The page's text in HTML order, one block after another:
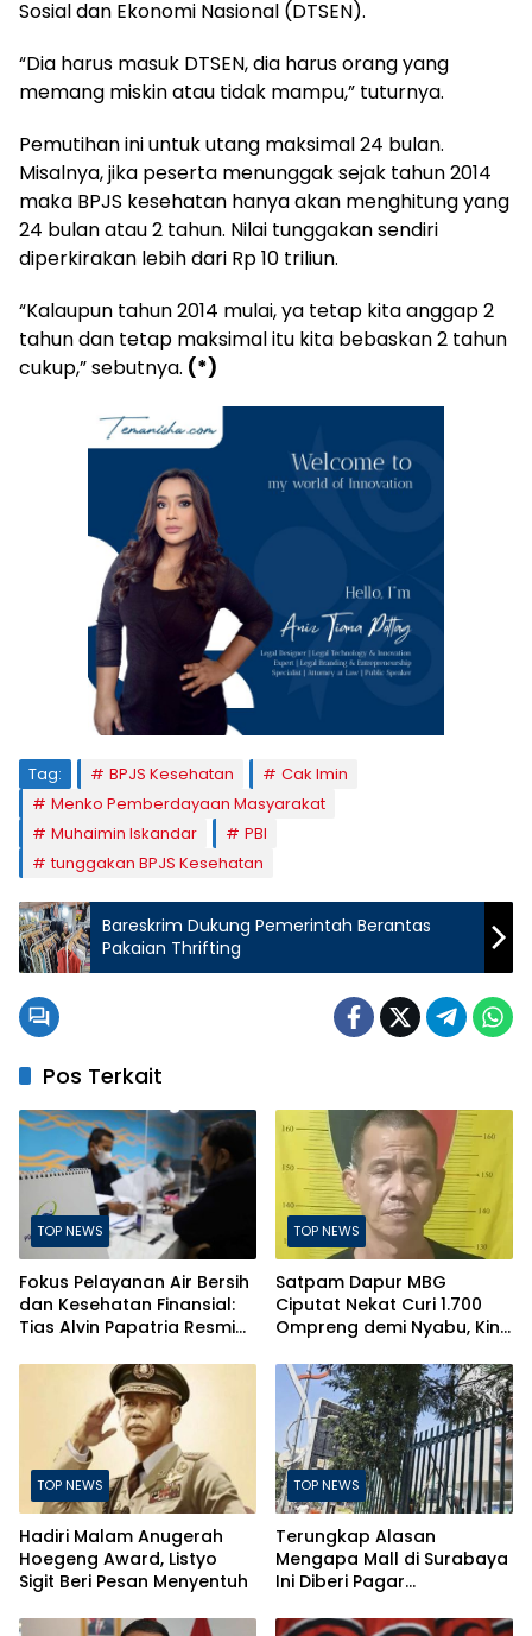
Sosial dan Ekonomi Nasional (DTSEN).
“Dia harus masuk DTSEN, dia harus orang yang
memang miskin atau tidak mampu,” tuturnya.
Pemutihan ini untuk utang maksimal 24 bulan.
Misalnya, jika peserta menunggak sejak tahun 2014
maka BPJS kesehatan hanya akan menghitung yang
24 bulan atau 2 tahun. Nilai tunggakan sendiri
diperkirakan lebih dari Rp 10 triliun.
“Kalaupun tahun 2014 mulai, ya tetap kita anggap 2
tahun dan tetap maksimal itu kita bebaskan 2 tahun
cukup,” sebutnya. (*)
Tag: BPJS Kesehatan
Cak Imin
Menko Pemberdayaan Masyarakat
Muhaimin Iskandar
PBI
tunggakan BPJS Kesehatan
Bareskrim Dukung Pemerintah Berantas
Pakaian Thrifting
Pos Terkait
TOP NEWS
Fokus Pelayanan Air Bersih
dan Kesehatan Finansial:
Tias Alvin Papatria Resmi
Minum Surabaya
TOP NEWS
Satpam Dapur MBG
Ciputat Nekat Curi 1.700
Ompreng demi Nyabu, Kini
TOP NEWS
Hadiri Malam Anugerah
Hoegeng Award, Listyo
Sigit Beri Pesan Menyentuh
TOP NEWS
Terungkap Alasan
Mengapa Mall di Surabaya
Ini Diberi Pagar